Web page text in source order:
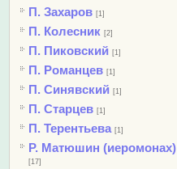
П. Захаров [1]
П. Колесник [2]
П. Пиковский [1]
П. Романцев [1]
П. Синявский [1]
П. Старцев [1]
П. Терентьева [1]
Р. Матюшин (иеромонах)
[17]